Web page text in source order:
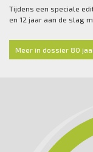
Tijdens een speciale
en 12 jaar aan de slag
Meer in dossier 80